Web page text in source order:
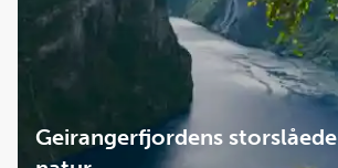
Geirangerfjordens storslåede